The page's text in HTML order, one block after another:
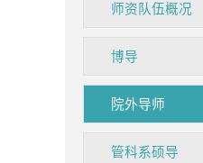
师资队伍概况
博导
院外导师
管科系硕导